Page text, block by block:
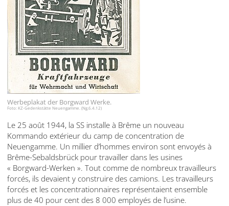
SERVICE
Français
Werbeplakat der Borgward Werke.
Foto: KZ-Gedenkstätte Neuengamme. (Ng.6.4.12)
Le 25 août 1944, la SS installe à Brême un nouveau
Kommando extérieur du camp de concentration de
Neuengamme. Un millier d’hommes environ sont envoyés à
Brême-Sebaldsbrück pour travailler dans les usines
« Borgward-Werken ». Tout comme de nombreux travailleurs
forcés, ils devaient y construire des camions. Les travailleurs
forcés et les concentrationnaires représentaient ensemble
plus de 40 pour cent des 8 000 employés de l’usine.